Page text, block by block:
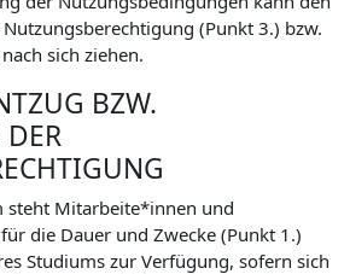
(Punkt 3.) bzw.
sich ziehen.
BZW.
steht Mitarbeite*innen und
die Dauer und Zwecke (Punkt 1.)
Studiums zur Verfügung, sofern sich